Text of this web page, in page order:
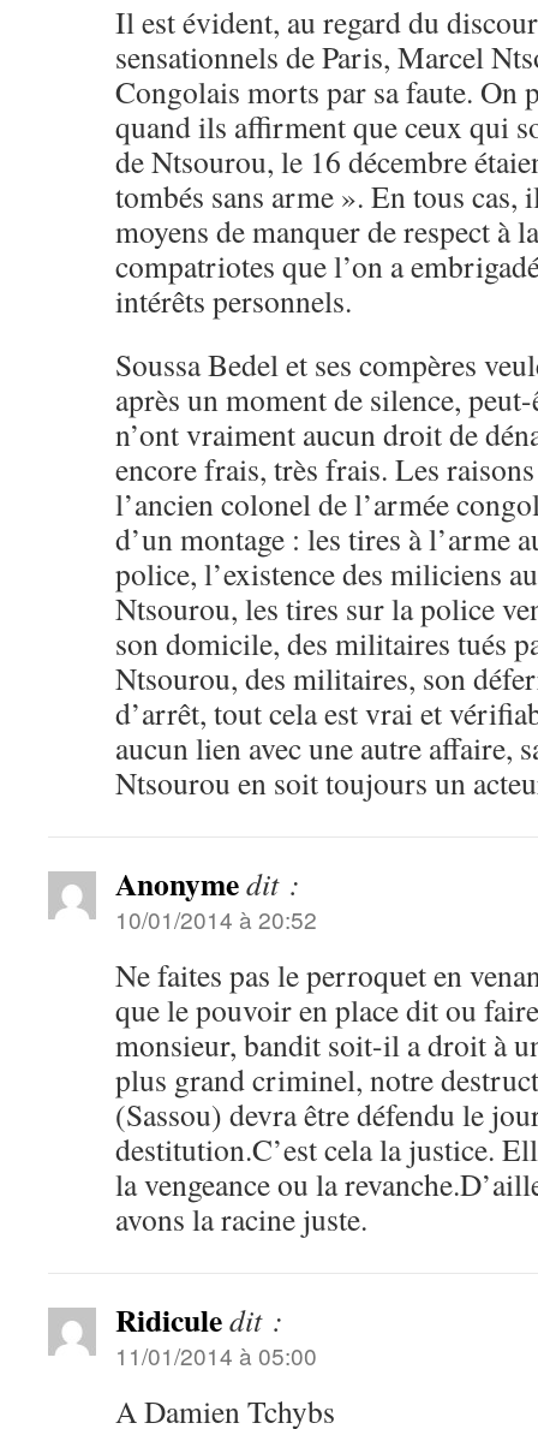
Il est évident, au regard du
sensationnels de Paris, Marcel
Congolais morts par sa faute. On
quand ils affirment que ceux qui
de Ntsourou, le 16 décembre
tombés sans arme ». En tous cas,
moyens de manquer de respect à
compatriotes que l’on a
intérêts personnels.
Soussa Bedel et ses compères
après un moment de silence,
n’ont vraiment aucun droit de
encore frais, très frais. Les
l’ancien colonel de l’armée
d’un montage : les tires à l’arme
police, l’existence des miliciens
Ntsourou, les tires sur la police
son domicile, des militaires tués
Ntsourou, des militaires, son
d’arrêt, tout cela est vrai et
aucun lien avec une autre affaire,
Ntsourou en soit toujours un
Anonymedit :
10/01/2014 à 20:52
Ne faites pas le perroquet en
que le pouvoir en place dit ou
monsieur, bandit soit-il a droit à
plus grand criminel, notre
(Sassou) devra être défendu le
destitution.C’est cela la justice.
la vengeance ou la
avons la racine juste.
Ridiculedit :
11/01/2014 à 05:00
A Damien Tchybs